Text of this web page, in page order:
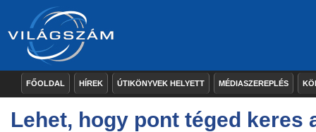
FŐOLDAL HÍREK ÚTIKÖNYVEK HELYETT MÉDIASZEREPLÉS
Lehet, hogy pont téged keres